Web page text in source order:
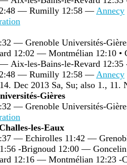
— Rumilly 12:58 — Annecy
— Grenoble Universités-
12:02 — Montmélian 12:10 •
Aix-les-Bains-le-Revard 12:35
— Rumilly 12:58 — Annecy
Dec 2013 Sa, Su; also 1., 11.
Gières
— Grenoble Universités-
les-Eaux
— Echirolles 11:42 —
-Brignoud 12:00 —
12:16 — Montmélian 12:23 -